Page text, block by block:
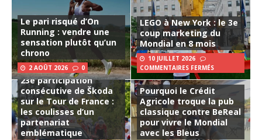
Le pari risqué d’On
Running : vendre une
sensation plutôt qu’un
chrono
2 AOÛT 2026 0
LEGO à New York : le 3e
coup marketing du
Mondial en 8 mois
10 JUILLET 2026
COMMENTAIRES FERMÉS
23e participation
consécutive de Škoda
sur le Tour de France :
les coulisses d’un
partenariat
emblématique
Pourquoi le Crédit
Agricole troque la pub
classique contre BeReal
pour vivre le Mondial
avec les Bleus